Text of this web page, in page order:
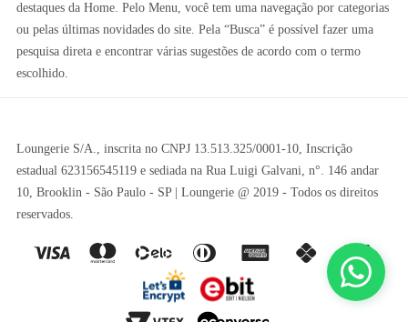
destaques da Home. Pelo Menu, você tem uma navegação por categorias
ou pelas últimas novidades do site. Pela “Busca” é possível fazer uma
pesquisa direta e encontrar várias sugestões de acordo com o termo
escolhido.
Loungerie S/A., inscrita no CNPJ 13.513.325/0001-10, Inscrição
estadual 623156545119 e sediada na Rua Luigi Galvani, n°. 146 andar
10, Brooklin - São Paulo - SP | Loungerie @ 2019 - Todos os direitos
reservados.